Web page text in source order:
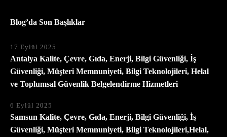
Blog’da Son Başlıklar
17 Eylül 2025
Antalya Kalite, Çevre, Gıda, Enerji, Bilgi Güvenliği, İş
Güvenliği, Müşteri Memnuniyeti, Bilgi Teknolojileri, Helal
ve Toplumsal Güvenlik Belgelendirme Hizmetleri
6 Eylül 2025
Samsun Kalite, Çevre, Gıda, Enerji, Bilgi Güvenliği, İş
Güvenliği, Müşteri Memnuniyeti, Bilgi Teknolojileri,Helal,